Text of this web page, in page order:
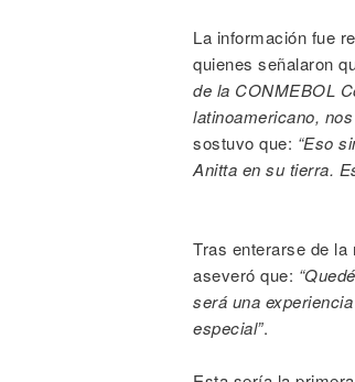
La información fue
quienes señalaron
de la CONMEBOL
latinoamericano,
sostuvo que: “Eso
Anitta en su tierra.
Tras enterarse de
aseveró que:
será una
especial”.